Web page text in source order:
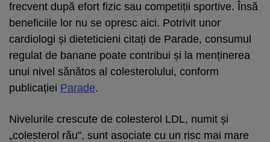
frecvent după efort fizic sau competiții sportive. Însă
beneficiile lor nu se opresc aici. Potrivit unor
cardiologi și dieteticieni citați de Parade, consumul
regulat de banane poate contribui și la menținerea
unui nivel sănătos al colesterolului, conform
publicației Parade.
Nivelurile crescute de colesterol LDL, numit și
„colesterol rău”, sunt asociate cu un risc mai mare